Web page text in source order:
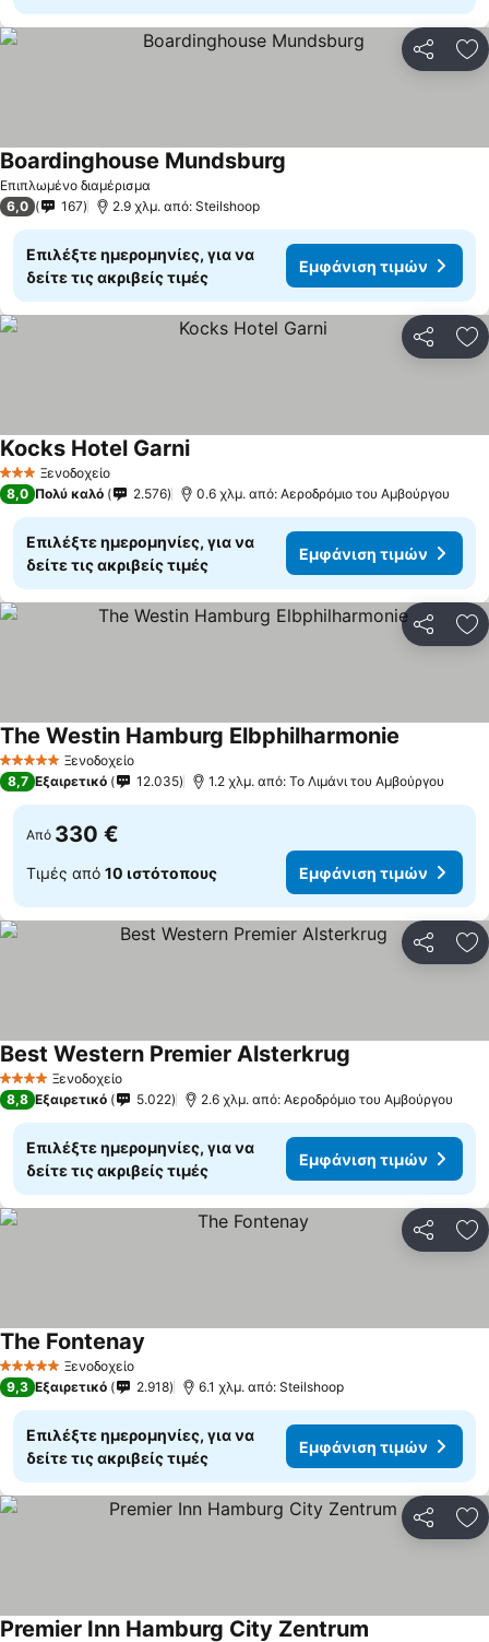
Επιπλωμένο διαμέρισμα
Boardinghouse Mundsburg
6,0 167 2.9 χλμ. από: Steilshoop
Επιλέξτε ημερομηνίες, για να
δείτε τις ακριβείς τιμές
Εμφάνιση τιμών
3 ΑστέριαΞενοδοχείο
Kocks Hotel GarniΕμφάνιση τιμών
8,0 Πολύ καλό 2.576 0.6 χλμ. από: Αεροδρόμιο του Αμβούργου
Επιλέξτε ημερομηνίες, για να
δείτε τις ακριβείς τιμές
Εμφάνιση τιμών
5 Αστέρια Ξενοδοχείο
The Westin Hamburg Elbphilharmonie
8,7 Εξαιρετικό 12.035 1.2 χλμ. από: Το Λιμάνι του Αμβούργου
Από 330 €
Τιμές από 10 ιστότοπους Εμφάνιση τιμών
4 ΑστέριαΞενοδοχείο
Best Western Premier Alsterkrug
8,8 Εξαιρετικό 5.022 2.6 χλμ. από: Αεροδρόμιο του Αμβούργου
Επιλέξτε ημερομηνίες, για να
δείτε τις ακριβείς τιμές
Εμφάνιση τιμών
5 Αστέρια Ξενοδοχείο
The Fontenay
9,3 Εξαιρετικό 2.918 6.1 χλμ. από: Steilshoop
Επιλέξτε ημερομηνίες, για να
δείτε τις ακριβείς τιμές
Εμφάνιση τιμών
Premier Inn Hamburg City Zentrum